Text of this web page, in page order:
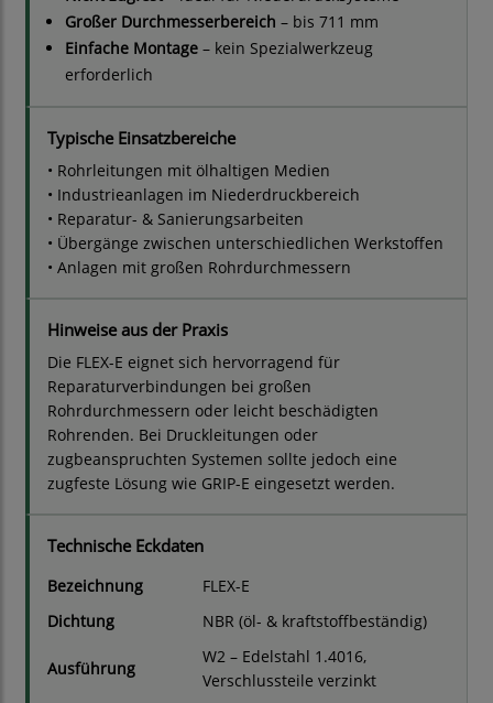
Großer Durchmesserbereich – bis 711 mm
Einfache Montage – kein Spezialwerkzeug
erforderlich
Typische Einsatzbereiche
• Rohrleitungen mit ölhaltigen Medien
• Industrieanlagen im Niederdruckbereich
• Reparatur- & Sanierungsarbeiten
• Übergänge zwischen unterschiedlichen Werkstoffen
• Anlagen mit großen Rohrdurchmessern
Hinweise aus der Praxis
Die FLEX-E eignet sich hervorragend für
Reparaturverbindungen bei großen
Rohrdurchmessern oder leicht beschädigten
Rohrenden. Bei Druckleitungen oder
zugbeanspruchten Systemen sollte jedoch eine
zugfeste Lösung wie GRIP-E eingesetzt werden.
Technische Eckdaten
Bezeichnung
FLEX-E
Dichtung
NBR (öl- & kraftstoffbeständig)
Ausführung
W2 – Edelstahl 1.4016,
Verschlussteile verzinkt